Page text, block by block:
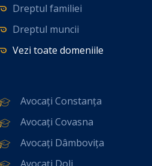
Dreptul familiei
Dreptul muncii
Vezi toate domeniile
Avocați Constanța
Avocați Covasna
Avocați Dâmbovița